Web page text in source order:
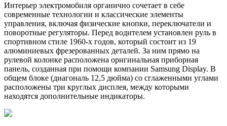
Интерьер электромобиля органично сочетает в себе
современные технологии и классические элементы
управления, включая физические кнопки, переключатели и
поворотные регуляторы. Перед водителем установлен руль в
спортивном стиле 1960-х годов, который состоит из 19
алюминиевых фрезерованных деталей. За ним прямо на
рулевой колонке расположена оригинальная приборная
панель, созданная при помощи компании Samsung Display. В
общем блоке (диагональ 12,5 дюйма) со сглаженными углами
расположены три круглых дисплея, между которыми
находятся дополнительные индикаторы.